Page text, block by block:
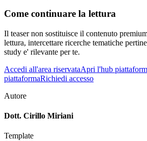
Come continuare la lettura
Il teaser non sostituisce il contenuto
lettura, intercettare ricerche tematiche
study e' rilevante per te.
Accedi all'area riservataApri l'hub
piattaformaRichiedi accesso
Autore
Dott. Cirillo Miriani
Template